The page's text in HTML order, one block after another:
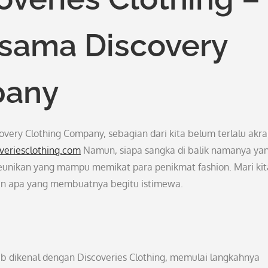
Discovery
Clothing Company, sebagian dari kita belum terlalu
Namun, siapa sangka di balik namanya
yang mampu memikat para penikmat fashion. Mari
apa yang membuatnya begitu istimewa.
dikenal dengan Discoveries Clothing, memulai langkahnya